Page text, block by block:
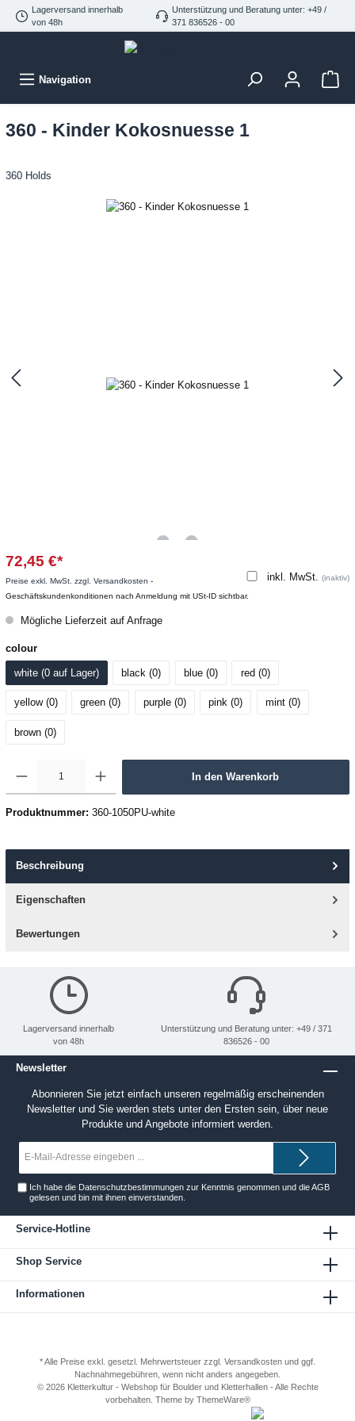
Lagerversand innerhalb
von 48h
Unterstützung und Beratung unter: +49 /
371 836526 - 00
Navigation
360 - Kinder Kokosnuesse 1
360 Holds
72,45 €*
inkl. MwSt. (inaktiv)
Preise exkl. MwSt. zzgl. Versandkosten -
Geschäftskundenkonditionen nach Anmeldung mit USt-ID sichtbar.
Mögliche Lieferzeit auf Anfrage
colour
white (0 auf Lager) black (0) blue (0) red (0)
yellow (0) green (0) purple (0) pink (0) mint (0)
brown (0)
In den Warenkorb
Produktnummer: 360-1050PU-white
Beschreibung
Eigenschaften
Bewertungen
Lagerversand innerhalb
von 48h
Unterstützung und Beratung unter: +49 / 371
836526 - 00
Newsletter
Abonnieren Sie jetzt einfach unseren regelmäßig erscheinenden
Newsletter und Sie werden stets unter den Ersten sein, über neue
Produkte und Angebote informiert werden.
Ich habe die Datenschutzbestimmungen zur Kenntnis genommen und dieAGB
gelesen und bin mit ihnen einverstanden.
Service-Hotline
Shop Service
Informationen
* Alle Preise exkl. gesetzl. Mehrwertsteuer zzgl. Versandkosten und ggf.
Nachnahmegebühren, wenn nicht anders angegeben.
© 2026 Kletterkultur - Webshop für Boulder und Kletterhallen - Alle Rechte
vorbehalten. Theme by ThemeWare®